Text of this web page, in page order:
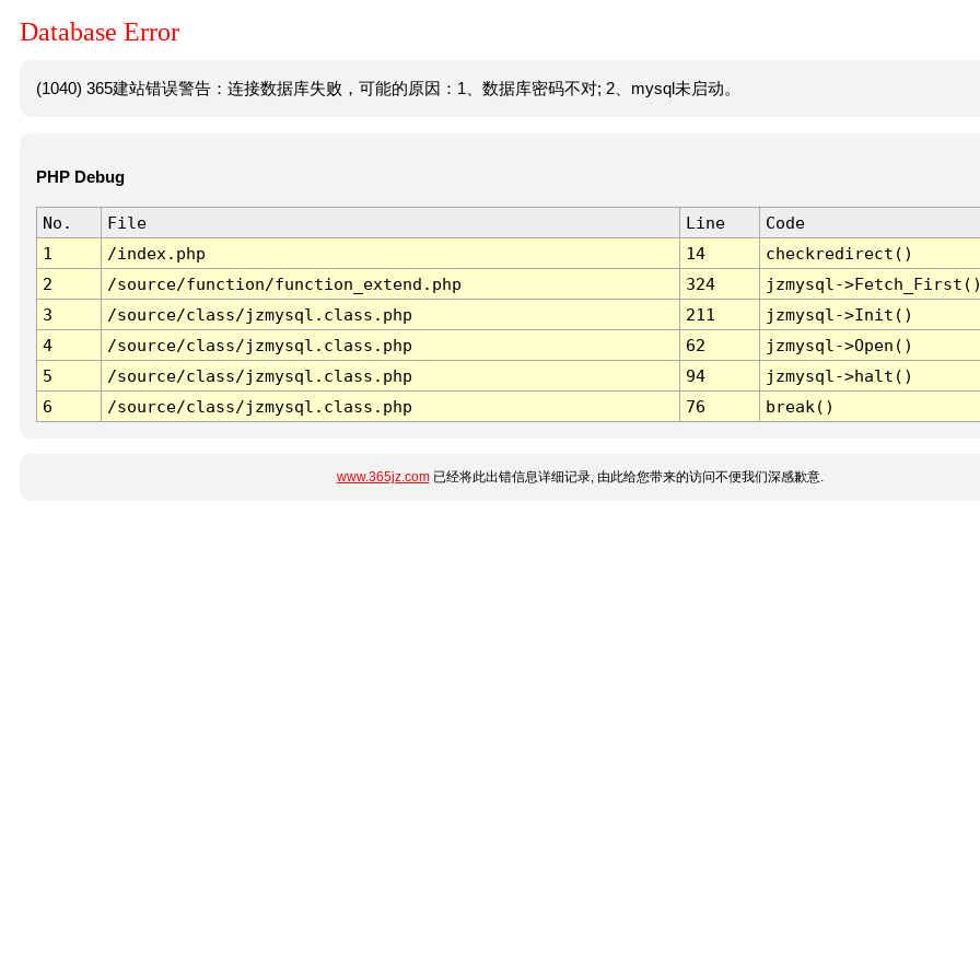
Database Error
(1040) 365建站错误警告：连接数据库失败，可能的原因：1、数据库密码不对; 2、mysql未启动。
PHP Debug
No. File Line
Code
1
/index.php 14
checkredirect()
2
/source/function/function_extend.php 324
jzmysql-
3
/source/class/jzmysql.class.php 211
jzmysql->Init()
4
/source/class/jzmysql.class.php 62
jzmysql->Open()
5
/source/class/jzmysql.class.php 94
jzmysql->halt()
6
/source/class/jzmysql.class.php 76 break()
www.365jz.com已经将此出错信息详细记录, 由此给您带来的访问不便我们深感歉意.